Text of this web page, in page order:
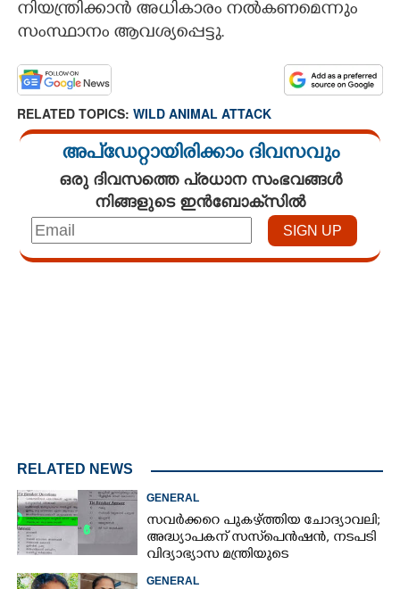
നിയന്ത്രിക്കാൻ അധികാരം നൽകണമെന്നും
സംസ്ഥാനം ആവശ്യപ്പെട്ടു.
RELATED TOPICS: WILD ANIMAL ATTACK
അപ്ഡേറ്റായിരിക്കാം ദിവസവും
ഒരു ദിവസത്തെ പ്രധാന സംഭവങ്ങൾ
നിങ്ങളുടെ ഇൻബോക്സിൽ
RELATED NEWS
GENERAL
സവർക്കറെ പുകഴ്ത്തിയ ചോദ്യാവലി;
അദ്ധ്യാപകന് സസ്‌പെൻഷൻ, നടപടി
വിദ്യാഭ്യാസ മന്ത്രിയുടെ
നിർദേശപ്രകാരം
GENERAL